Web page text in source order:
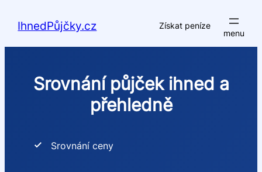
IhnedPůjčky.cz Získat peníze
Srovnání půjček ihned a
přehledně
Srovnání ceny